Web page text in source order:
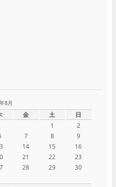
8月
金 土 日
1
2
7 8
9
14 15
16
21 22
23
28 29
30